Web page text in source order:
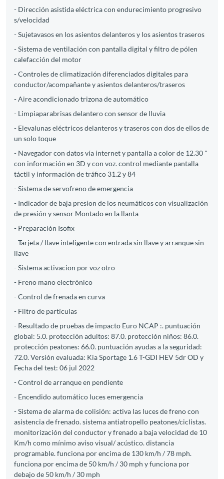
- Dirección asistida eléctrica con endurecimiento progresivo
s/velocidad
- Sujetavasos en los asientos delanteros y los asientos traseros
- Sistema de ventilación con pantalla digital y filtro de pólen
calefacción del motor
- Controles de climatización diferenciados digitales para
conductor/acompañante y asientos delanteros/traseros
- Aire acondicionado trizona de automático
- Limpiaparabrisas delantero con sensor de lluvia
- Elevalunas eléctricos delanteros y traseros con dos de ellos de
un solo toque
- Navegador con datos vía internet y pantalla a color de 12.30 "
con información en 3D y con voz. control mediante pantalla
táctil y información de tráfico 31.2 y 84
- Sistema de servofreno de emergencia
- Indicador de baja presion de los neumáticos con visualización
de presión y sensor Montado en la llanta
- Preparación Isofix
- Tarjeta / llave inteligente con entrada sin llave y arranque sin
llave
- Sistema activacion por voz otro
- Freno mano electrónico
- Control de frenada en curva
- Filtro de partículas
- Resultado de pruebas de impacto Euro NCAP :. puntuación
global: 5.0. protección adultos: 87.0. protección niños: 86.0.
protección peatones: 66.0. puntuación ayudas a la seguridad:
72.0. Versión evaluada: Kia Sportage 1.6 T-GDI HEV 5dr OD y
Fecha del test: 06 jul 2022
- Control de arranque en pendiente
- Encendido automático luces emergencia
- Sistema de alarma de colisión: activa las luces de freno con
asistencia de frenado. sistema antiatropello peatones/ciclistas.
monitorización del conductor y frenado a baja velocidad de 10
Km/h como mínimo aviso visual/ acústico. distancia
programable. funciona por encima de 130 km/h / 78 mph.
funciona por encima de 50 km/h / 30 mph y funciona por
debajo de 50 km/h / 30 mph